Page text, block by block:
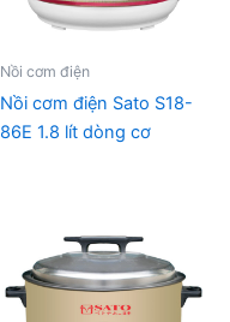
Nồi cơm điện
Nồi cơm điện Sato S18-
86E 1.8 lít dòng cơ